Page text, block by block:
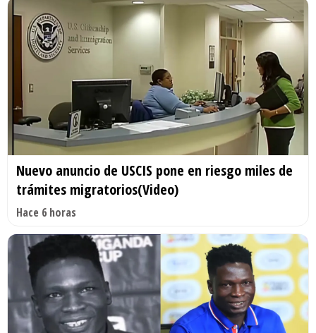
Nuevo anuncio de USCIS pone en riesgo miles de
trámites migratorios(Video)
Hace 6 horas